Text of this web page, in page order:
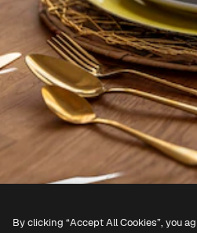
By clicking “Accept All Cookies”, you